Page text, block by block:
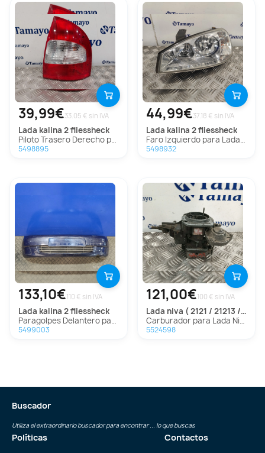
39,99€33.05 € sin IVA
lada kalina 2 fliessheck
Piloto Trasero Derecho para Lada Kalina 2 Fliessheck
5498895
44,99€37.18 € sin IVA
lada kalina 2 fliessheck
Faro Izquierdo para Lada Kalina 2 Fliessheck
5498932
133,10€110 € sin IVA
lada kalina 2 fliessheck
Paragolpes Delantero para Lada Kalina 2 Fliessheck
5499003
121,00€100 € sin IVA
lada niva ( 2121 / 21213 / 21214 / 21215 )
Carburador para Lada Niva ( 2121 / 21213 / 21214 / 21215 )
5524598
Buscador
Utiliza el extraordinario buscador para encontrar ... lo que buscas
Políticas Contactos